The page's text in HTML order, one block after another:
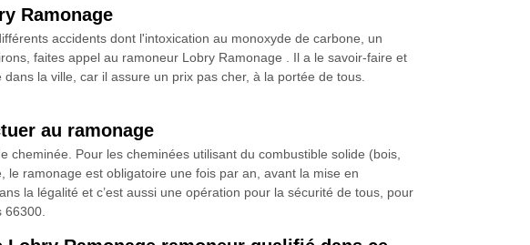
Ramonage
accidents dont l'intoxication au monoxyde de carbone, un
faites appel au ramoneur Lobry Ramonage . Il a le savoir-faire et
la ville, car il assure un prix pas cher, à la portée de tous.
au ramonage
Pour les cheminées utilisant du combustible solide (bois,
le ramonage est obligatoire une fois par an, avant la mise en
la légalité et c’est aussi une opération pour la sécurité de tous, pour